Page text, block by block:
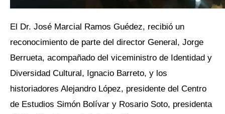
El Dr. José Marcial Ramos Guédez, recibió un
reconocimiento de parte del director General, Jorge
Berrueta, acompañado del viceministro de Identidad y
Diversidad Cultural, Ignacio Barreto, y los
historiadores Alejandro López, presidente del Centro
de Estudios Simón Bolívar y Rosario Soto, presidenta